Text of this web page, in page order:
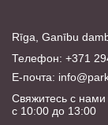
Rīga, Ganību
Телефон: +371
E-почта:
Свяжитесь с
с 10:00 до 13:00